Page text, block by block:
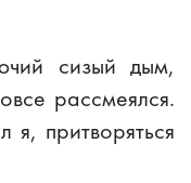
сизый дым,
рассмеялся.
притворяться